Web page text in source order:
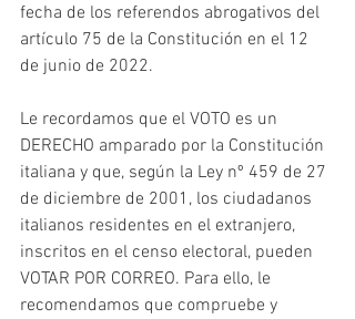
fecha de los referendos abrogativos del
artículo 75 de la Constitución en el 12
de junio de 2022.
Le recordamos que el VOTO es un
DERECHO amparado por la Constitución
italiana y que, según la Ley nº 459 de 27
de diciembre de 2001, los ciudadanos
italianos residentes en el extranjero,
inscritos en el censo electoral, pueden
VOTAR POR CORREO. Para ello, le
recomendamos que compruebe y